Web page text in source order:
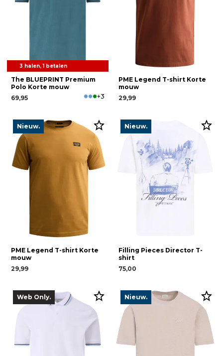
3 halen, 1 betalen
The BLUEPRINT Premium
Polo Korte mouw
69,95
+3
PME Legend T-shirt Korte
mouw
29,99
Nieuw.
PME Legend T-shirt Korte
mouw
29,99
Nieuw.
Filling Pieces Director T-
shirt
75,00
Web Only. Nieuw.